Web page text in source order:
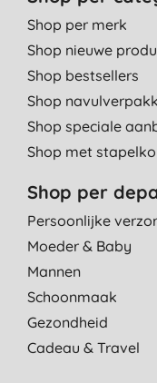
Shop per merk
Shop nieuwe
Shop bestsellers
Shop
Shop speciale
Shop met
Shop per
Persoonlijke
Moeder & Baby
Mannen
Schoonmaak
Gezondheid
Cadeau & Travel